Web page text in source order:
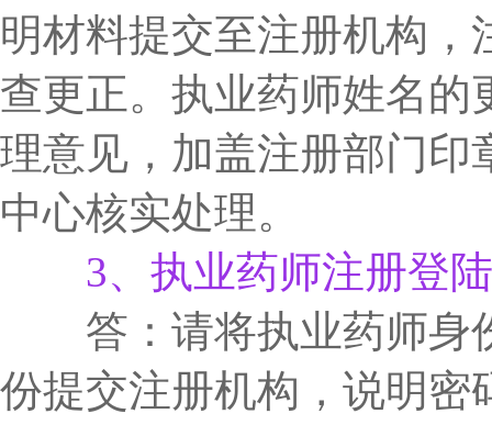
明材料提交至注册机构
查更正。执业药师姓名的
理意见，加盖注册部门印
中心核实处理。
3、执业药师注册登
答：请将执业药师身
份提交注册机构，说明密